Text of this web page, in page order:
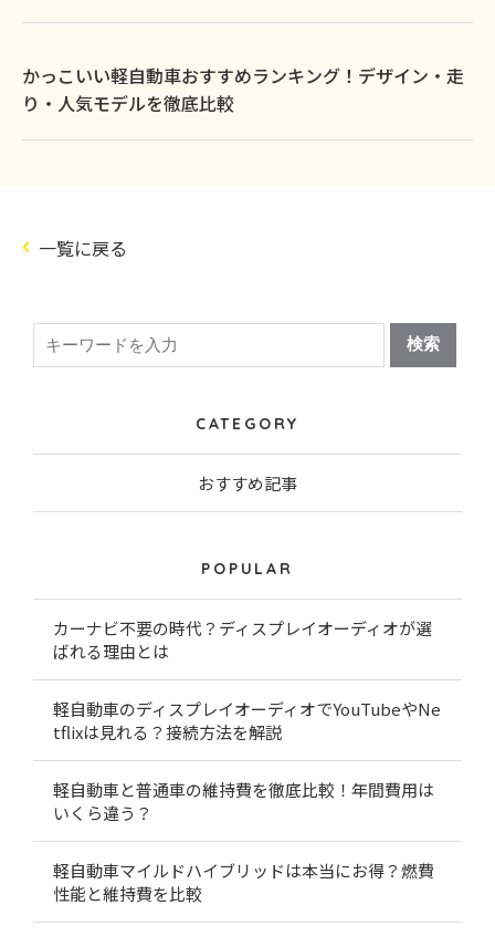
かっこいい軽自動車おすすめランキング！デザイン・走
り・人気モデルを徹底比較
一覧に戻る
CATEGORY
おすすめ記事
POPULAR
カーナビ不要の時代？ディスプレイオーディオが選
ばれる理由とは
軽自動車のディスプレイオーディオでYouTubeやNe
tflixは見れる？接続方法を解説
軽自動車と普通車の維持費を徹底比較！年間費用は
いくら違う？
軽自動車マイルドハイブリッドは本当にお得？燃費
性能と維持費を比較